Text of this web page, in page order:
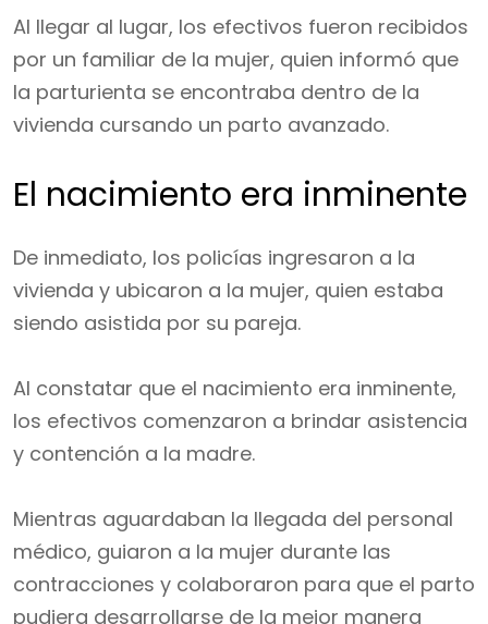
Al llegar al lugar, los efectivos fueron recibidos
por un familiar de la mujer, quien informó que
la parturienta se encontraba dentro de la
vivienda cursando un parto avanzado.
El nacimiento era inminente
De inmediato, los policías ingresaron a la
vivienda y ubicaron a la mujer, quien estaba
siendo asistida por su pareja.
Al constatar que el nacimiento era inminente,
los efectivos comenzaron a brindar asistencia
y contención a la madre.
Mientras aguardaban la llegada del personal
médico, guiaron a la mujer durante las
contracciones y colaboraron para que el parto
pudiera desarrollarse de la mejor manera